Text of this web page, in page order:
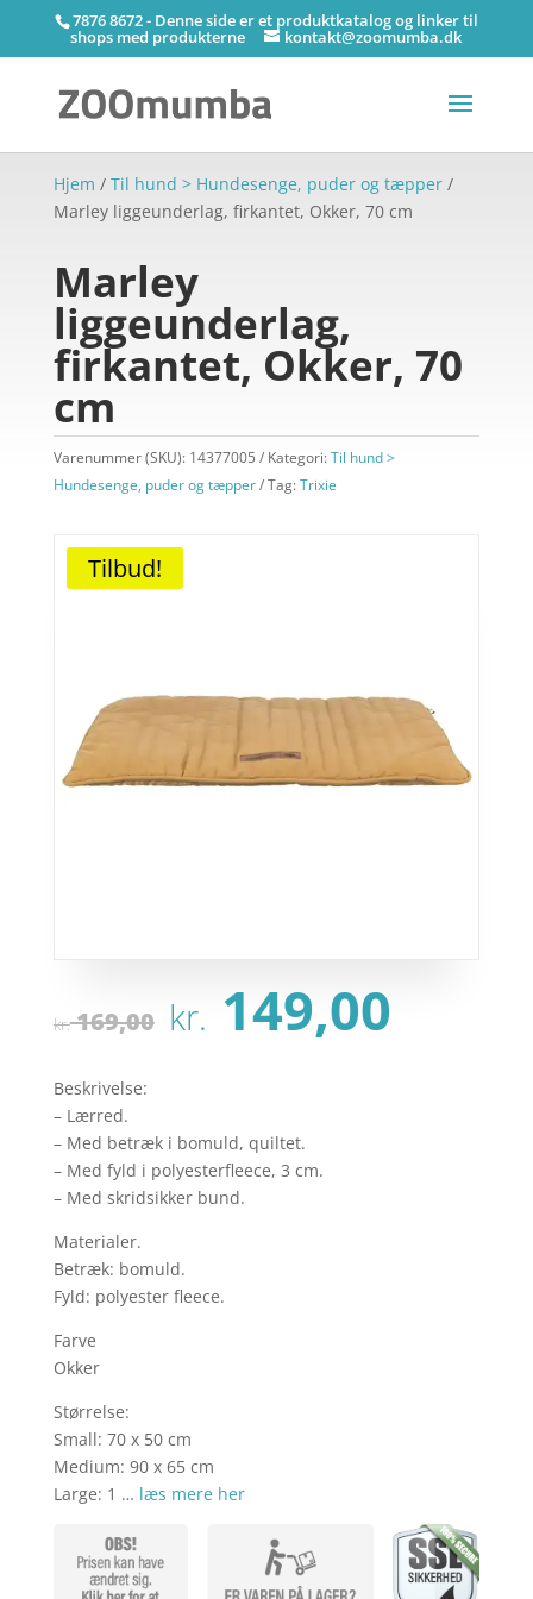
7876 8672 - Denne side er et produktkatalog og linker til
shops med produkterne kontakt@zoomumba.dk
Hjem / Til hund > Hundesenge, puder og tæpper/
Marley liggeunderlag, firkantet, Okker, 70 cm
Marley
liggeunderlag,
firkantet, Okker, 70
cm
Varenummer (SKU): 14377005 Kategori:Til hund >
Hundesenge, puder og tæpper
Tag:Trixie
Tilbud!
kr.169,00 Den
oprindelige
kr. 169,00.
kr. 149,00
Beskrivelse:
– Lærred.
– Med betræk i bomuld, quiltet.
– Med fyld i polyesterfleece, 3 cm.
– Med skridsikker bund.
Materialer.
Betræk: bomuld.
Fyld: polyester fleece.
Farve
Okker
Størrelse:
Small: 70 x 50 cm
Medium: 90 x 65 cm
Large: 1 … læs mere her